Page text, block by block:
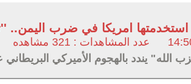
امريكا في ضرب اليمن..
عدد المشاهدات : 321 مشاهده
الله" يندد بالهجوم الأميركي البريطاني